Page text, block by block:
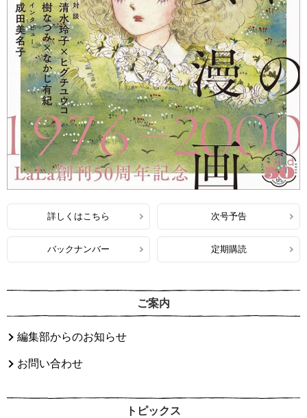
詳しくはこちら 次号予告
バックナンバー 定期購読
ご案内
編集部からのお知らせ
お問い合わせ
トピックス